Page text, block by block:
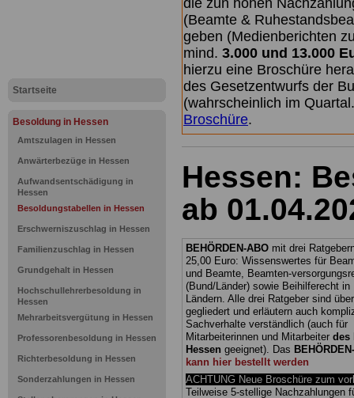
Startseite
Besoldung in Hessen
Amtszulagen in Hessen
Anwärterbezüge in Hessen
Aufwandsentschädigung in
Hessen
Besoldungstabellen in Hessen
Erschwerniszuschlag in Hessen
Familienzuschlag in Hessen
Grundgehalt in Hessen
Hochschullehrerbesoldung in
Hessen
Mehrarbeitsvergütung in Hessen
Professorenbesoldung in Hessen
Richterbesoldung in Hessen
Sonderzahlungen in Hessen
die zun hohen
(Beamte &
geben (Medienberichten
mind. 3.000 und 13.000
hierzu eine Broschüre
des Gesetzentwurfs der
(wahrscheinlich im
Broschüre.
Hessen:
ab
BEHÖRDEN-ABO mit drei
25,00 Euro: Wissenswertes für
und Beamte, Beamten-
(Bund/Länder) sowie Beihilferecht in
Ländern. Alle drei Ratgeber sind
gegliedert und erläutern auch
Sachverhalte verständlich (auch für
Mitarbeiterinnen und Mitarbeiter des
Hessen geeignet). Das
kann hier bestellt werden
ACHTUNG Neue Broschüre zum
Teilweise 5-stellige Nachzahlungen